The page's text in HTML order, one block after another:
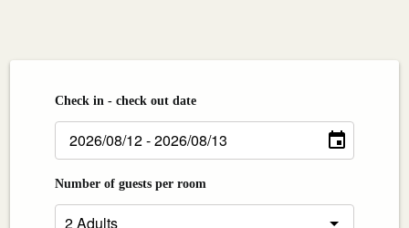
Check in - check out date
Number of guests per room